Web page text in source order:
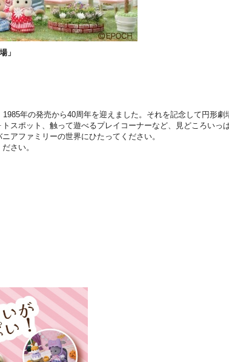
」
年の発売から40周年を迎えました。それを記念して円形劇
スポット、触って遊べるプレイコーナーなど、見どころいっ
アファミリーの世界にひたってください。
さい。